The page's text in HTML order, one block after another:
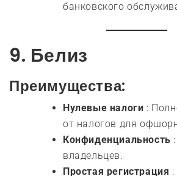
банковского
9. Белиз
Преимущества:
Нулевые налоги :
от налогов для
Конфиденциальность
владельцев.
Простая регистрация